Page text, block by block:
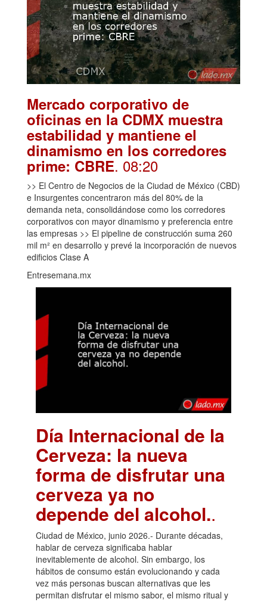
Mercado corporativo de
oficinas en la CDMX muestra
estabilidad y mantiene el
dinamismo en los corredores
prime: CBRE. 08:20
>> El Centro de Negocios de la Ciudad de México (CBD)
e Insurgentes concentraron más del 80% de la
demanda neta, consolidándose como los corredores
corporativos con mayor dinamismo y preferencia entre
las empresas >> El pipeline de construcción suma 260
mil m² en desarrollo y prevé la incorporación de nuevos
edificios Clase A
Entresemana.mx
Día Internacional de la
Cerveza: la nueva
forma de disfrutar una
cerveza ya no
depende del alcohol..
Ciudad de México, junio 2026.- Durante décadas,
hablar de cerveza significaba hablar
inevitablemente de alcohol. Sin embargo, los
hábitos de consumo están evolucionando y cada
vez más personas buscan alternativas que les
permitan disfrutar el mismo sabor, el mismo ritual y